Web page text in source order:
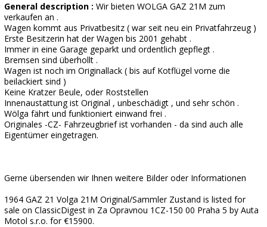
General description : Wir bieten WOLGA GAZ 21M zum
verkaufen an .
Wagen kommt aus Privatbesitz ( war seit neu ein Privatfahrzeug )
Erste Besitzerin hat der Wagen bis 2001 gehabt .
Immer in eine Garage geparkt und ordentlich gepflegt .
Bremsen sind überhollt .
Wagen ist noch im Originallack ( bis auf Kotflügel vorne die
beilackiert sind )
Keine Kratzer Beule, oder Roststellen
Innenaustattung ist Original , unbeschädigt , und sehr schön .
Wölga fährt und funktioniert einwand frei .
Originales -CZ- Fahrzeugbrief ist vorhanden - da sind auch alle
Eigentümer eingetragen.
Gerne übersenden wir Ihnen weitere Bilder oder Informationen
1964 GAZ 21 Volga 21M Original/Sammler Zustand is listed for
sale on ClassicDigest in Za Opravnou 1CZ-150 00 Praha 5 by Auta
Motol s.r.o. for €15900.